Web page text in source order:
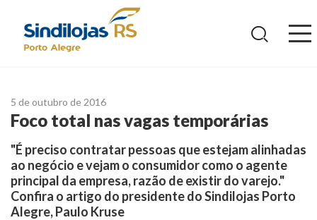
5 de outubro de 2016
Foco total nas vagas temporárias
"É preciso contratar pessoas que estejam alinhadas
ao negócio e vejam o consumidor como o agente
principal da empresa, razão de existir do varejo."
Confira o artigo do presidente do Sindilojas Porto
Alegre, Paulo Kruse